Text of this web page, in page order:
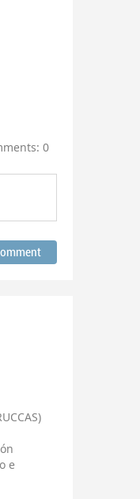
0
e